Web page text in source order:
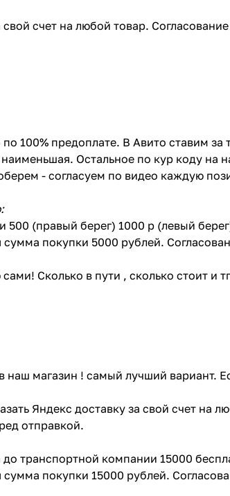
свой счет на любой товар.
100% предоплате. В Авито ставим
Остальное по кур коду
- согласуем по видео каждую
500 (правый берег) 1000 р (левый
покупки 5000 рублей.
Сколько в пути , сколько стоит и
наш магазин ! самый лучший вариант.
Яндекс доставку за свой счет на
отправкой.
до транспортной компании 15000
покупки 15000 рублей.